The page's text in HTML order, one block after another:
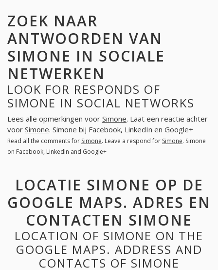
ZOEK NAAR
ANTWOORDEN VAN
SIMONE IN SOCIALE
NETWERKEN
LOOK FOR RESPONDS OF
SIMONE IN SOCIAL NETWORKS
Lees alle opmerkingen voor Simone. Laat een reactie achter
voor Simone. Simone bij Facebook, LinkedIn en Google+
Read all the comments for Simone. Leave a respond for Simone. Simone
on Facebook, LinkedIn and Google+
LOCATIE SIMONE OP DE
GOOGLE MAPS. ADRES EN
CONTACTEN SIMONE
LOCATION OF SIMONE ON THE
GOOGLE MAPS. ADDRESS AND
CONTACTS OF SIMONE